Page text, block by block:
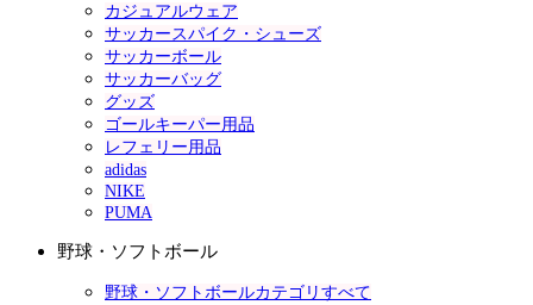
カジュアルウェア
サッカースパイク・シューズ
サッカーボール
サッカーバッグ
グッズ
ゴールキーパー用品
レフェリー用品
adidas
NIKE
PUMA
野球・ソフトボール
野球・ソフトボールカテゴリすべて